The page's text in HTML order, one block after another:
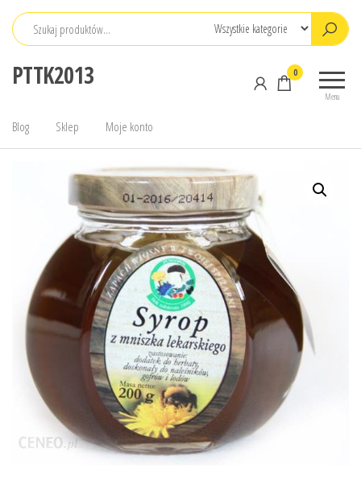
Przejdź
PTTK2013
Menu
0
Blog Sklep Moje konto